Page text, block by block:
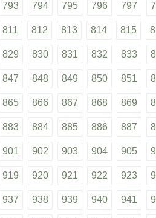
793 794 795 796 797
811 812 813 814 815
829 830 831 832 833
847 848 849 850 851
865 866 867 868 869
883 884 885 886 887
901 902 903 904 905
919 920 921 922 923
937 938 939 940 941